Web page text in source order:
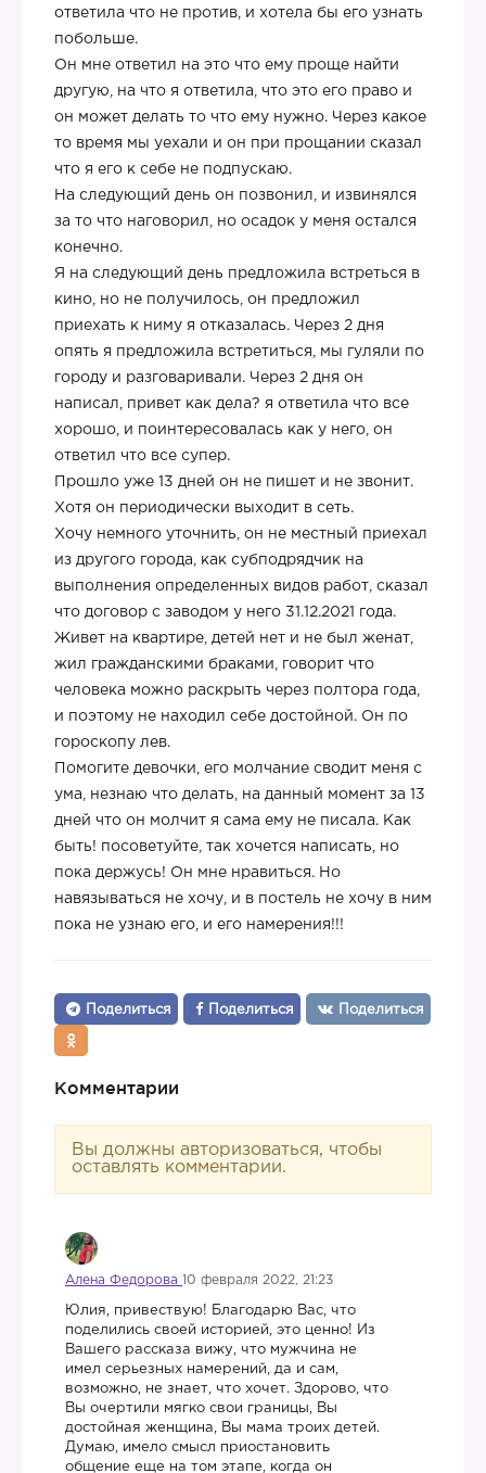
ответила что не против, и хотела бы его узнать
побольше.
Он мне ответил на это что ему проще найти
другую, на что я ответила, что это его право и
он может делать то что ему нужно. Через какое
то время мы уехали и он при прощании сказал
что я его к себе не подпускаю.
На следующий день он позвонил, и извинялся
за то что наговорил, но осадок у меня остался
конечно.
Я на следующий день предложила встреться в
кино, но не получилось, он предложил
приехать к ниму я отказалась. Через 2 дня
опять я предложила встретиться, мы гуляли по
городу и разговаривали. Через 2 дня он
написал, привет как дела? я ответила что все
хорошо, и поинтересовалась как у него, он
ответил что все супер.
Прошло уже 13 дней он не пишет и не звонит.
Хотя он периодически выходит в сеть.
Хочу немного уточнить, он не местный приехал
из другого города, как субподрядчик на
выполнения определенных видов работ, сказал
что договор с заводом у него 31.12.2021 года.
Живет на квартире, детей нет и не был женат,
жил гражданскими браками, говорит что
человека можно раскрыть через полтора года,
и поэтому не находил себе достойной. Он по
гороскопу лев.
Помогите девочки, его молчание сводит меня с
ума, незнаю что делать, на данный момент за 13
дней что он молчит я сама ему не писала. Как
быть! посоветуйте, так хочется написать, но
пока держусь! Он мне нравиться. Но
навязываться не хочу, и в постель не хочу в ним
пока не узнаю его, и его намерения!!!
Поделиться Поделиться Поделиться
Комментарии
Вы должны авторизоваться, чтобы
оставлять комментарии.
Алена Федорова 10 февраля 2022, 21:23
Юлия, привествую! Благодарю Вас, что
поделились своей историей, это ценно! Из
Вашего рассказа вижу, что мужчина не
имел серьезных намерений, да и сам,
возможно, не знает, что хочет. Здорово, что
Вы очертили мягко свои границы, Вы
достойная женщина, Вы мама троих детей.
Думаю, имело смысл приостановить
общение еще на том этапе, когда он